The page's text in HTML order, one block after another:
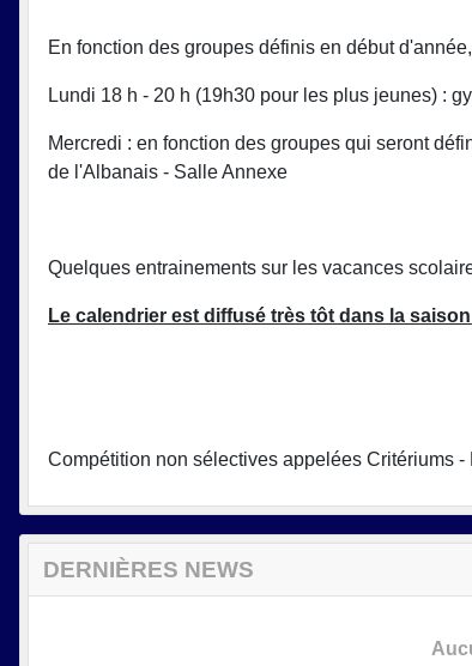
En fonction des groupes définis en début
Lundi 18 h - 20 h (19h30 pour les plus jeunes) :
Mercredi : en fonction des groupes qui seront
de l'Albanais - Salle Annexe
Quelques entrainements sur les vacances
Le calendrier est diffusé très tôt dans la
Compétition non sélectives appelées Critériums -
DERNIÈRES NEWS